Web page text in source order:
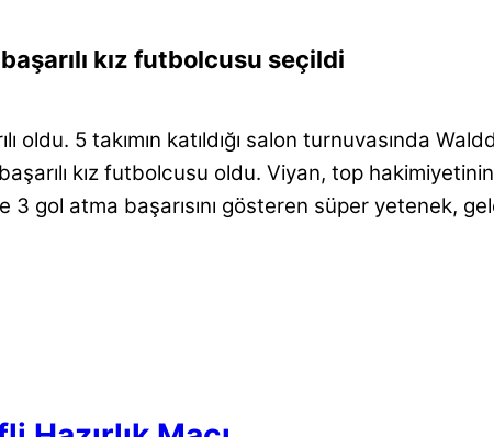
kız futbolcusu seçildi
oldu. 5 takımın katıldığı salon turnuvasında
kız futbolcusu oldu. Viyan, top
gol atma başarısını gösteren süper yetenek,